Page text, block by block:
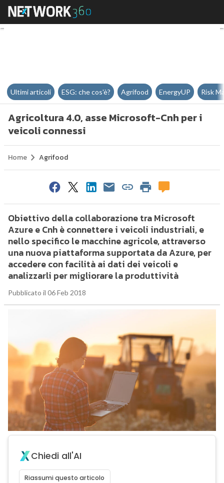
Agricoltura 4.0, asse Microsoft-
Ultimi articoli ESG: che cos'è? Agrifood EnergyUP Risk
Agricoltura 4.0, asse Microsoft-Cnh per i
veicoli connessi
Home Agrifood
Obiettivo della collaborazione tra Microsoft
Azure e Cnh è connettere i veicoli industriali, e
nello specifico le macchine agricole, attraverso
una nuova piattaforma supportata da Azure, per
accedere con facilità ai dati dei veicoli e
analizzarli per migliorare la produttività
Pubblicato il 06 Feb 2018
Chiedi all'AI
Riassumi questo articolo